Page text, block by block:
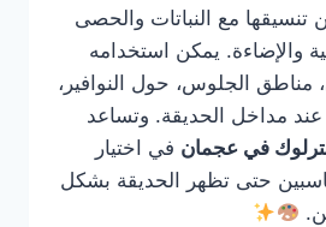
تنسيقها مع النباتات والحصى
والإضاءة. يمكن استخدامه
الجلوس، حول النوافير،
عند مداخل الحديقة. وتساعد
في عجمان في اختيار
حتى تظهر الحديقة بشكل